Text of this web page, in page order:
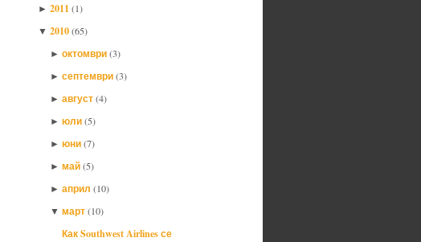
► 2011(1)
▼ 2010(65)
► октомври(3)
► септември(3)
► август(4)
► юли(5)
► юни(7)
► май(5)
► април (10)
▼ март(10)
Как Southwest Airlines се